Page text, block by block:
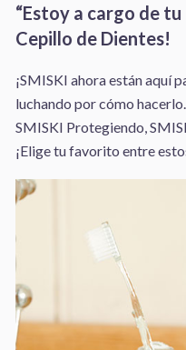
“Estoy a cargo de
Cepillo de Dientes!
¡SMISKI ahora están aquí
luchando por cómo hacerlo.
SMISKI Protegiendo,
¡Elige tu favorito entre